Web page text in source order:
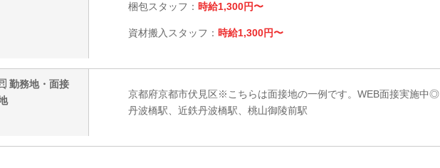
梱包スタッフ： 時給1,300円〜
資材搬入スタッフ： 時給1,300円〜
勤務地・面接
京都府京都市伏見区※こちらは面接地の一例です。WEB面接実施中◎
丹波橋駅、近鉄丹波橋駅、桃山御陵前駅